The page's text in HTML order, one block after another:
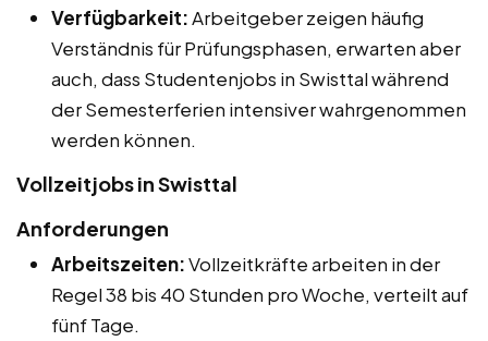
Verfügbarkeit:Arbeitgeber zeigen häufig
Verständnis für Prüfungsphasen, erwarten aber
auch, dass Studentenjobs in Swisttal während
der Semesterferien intensiver wahrgenommen
werden können.
Vollzeitjobs in Swisttal
Anforderungen
Arbeitszeiten:Vollzeitkräfte arbeiten in der
Regel 38 bis 40 Stunden pro Woche, verteilt auf
fünf Tage.